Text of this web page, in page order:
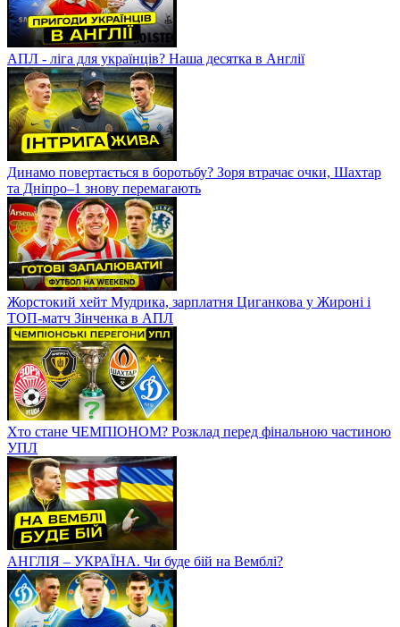
АПЛ - ліга для українців? Наша десятка в Англії
Динамо повертається в боротьбу? Зоря втрачає очки, Шахтар
та Дніпро–1 знову перемагають
Жорстокий хейт Мудрика, зарплатня Циганкова у Жироні і
ТОП-матч Зінченка в АПЛ
Хто стане ЧЕМПІОНОМ? Розклад перед фінальною частиною
УПЛ
АНГЛІЯ – УКРАЇНА. Чи буде бій на Вемблі?